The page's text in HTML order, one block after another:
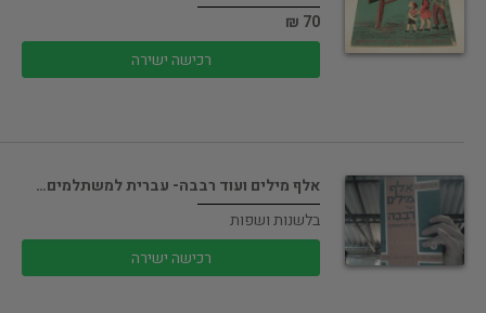
70 ₪
רכישה ישירה
אלף מילים ועוד רבבה- עברית למשתלמים…
בלשנות ושפות
רכישה ישירה